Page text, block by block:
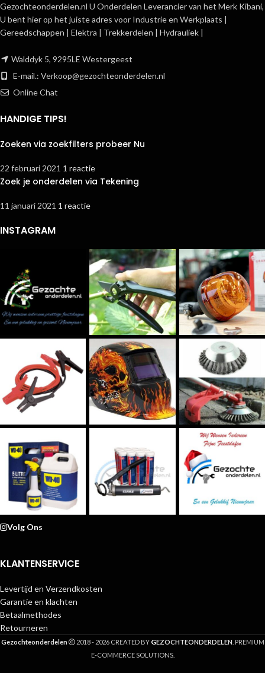
Gezochteonderdelen.nl U Onderdelen Leverancier van het Merk Kibani,
U bent hier op het juiste adres voor Industrie en Werkplaats |
Gereedschappen | Elektra | Trekkerdelen | Hydrauliek |
Walddyk 5, 9295LE Westergeest
E-mail.: Verkoop@gezochteonderdelen.nl
Online Chat
HANDIGE TIPS!
Zoeken via zoekfilters probeer Nu
22 februari 2021 1 reactie
Zoek je onderdelen via Tekening
11 januari 2021 1 reactie
INSTAGRAM
Volg Ons
KLANTENSERVICE
Levertijd en Verzendkosten
Garantie en klachten
Betaalmethodes
Retourneren
Gezochteonderdelen 2018 - 2026 CREATED BY GEZOCHTEONDERDELEN. PREMIUM
E-COMMERCE SOLUTIONS.